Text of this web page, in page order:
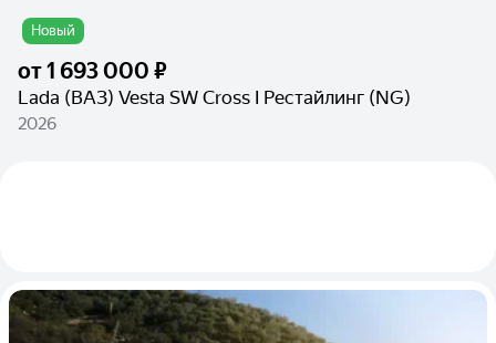
Новый
от1 693 000 ₽
Lada (ВАЗ) Vesta SW Cross I Рестайлинг (NG)
2026